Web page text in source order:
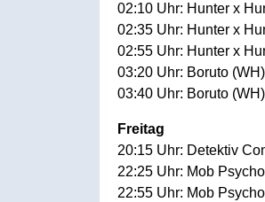
02:10 Uhr: Hunter x
02:35 Uhr: Hunter x
02:55 Uhr: Hunter x
03:20 Uhr: Boruto (WH)
03:40 Uhr: Boruto (WH)
Freitag
20:15 Uhr: Detektiv
22:25 Uhr: Mob
22:55 Uhr: Mob